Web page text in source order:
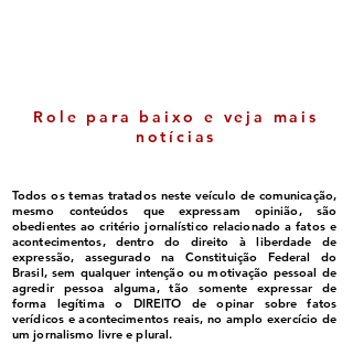
Role para baixo e veja mais
notícias
Todos os temas tratados neste veículo de comunicação,
mesmo conteúdos que expressam opinião, são
obedientes ao critério jornalístico relacionado a fatos e
acontecimentos, dentro do direito à liberdade de
expressão, assegurado na Constituição Federal do
Brasil, sem qualquer intenção ou motivação pessoal de
agredir pessoa alguma, tão somente expressar de
forma legítima o DIREITO de opinar sobre fatos
verídicos e acontecimentos reais, no amplo exercício de
um jornalismo livre e plural.